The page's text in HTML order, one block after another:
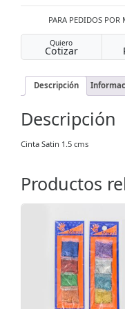
PARA PEDIDOS POR
Quiero
Cotizar
Descripción
Descripción
Cinta Satin 1.5 cms
Productos